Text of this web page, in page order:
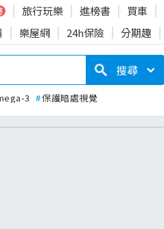
旅行玩樂 進榜書 買車
樂屋網 24h保險 分期趣
搜尋
3 #保護暗處視覺